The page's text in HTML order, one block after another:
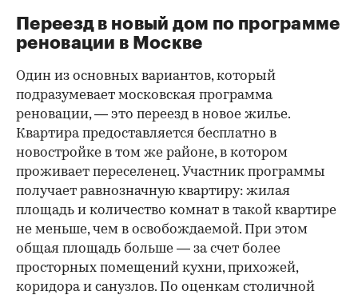
Переезд в новый дом по программе
реновации в Москве
Один из основных вариантов, который
подразумевает московская программа
реновации, — это переезд в новое жилье.
Квартира предоставляется бесплатно в
новостройке в том же районе, в котором
проживает переселенец. Участник программы
получает равнозначную квартиру: жилая
площадь и количество комнат в такой квартире
не меньше, чем в освобождаемой. При этом
общая площадь больше — за счет более
просторных помещений кухни, прихожей,
коридора и санузлов. По оценкам столичной